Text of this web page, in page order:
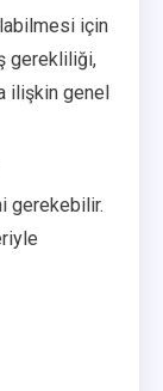
için
gerekliliği,
ilişkin genel
gerekebilir.